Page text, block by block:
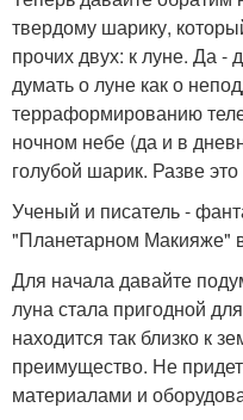
твердому шарику,
прочих двух: к луне. Да -
думать о луне как о
терраформированию
ночном небе (да и в
голубой шарик. Разве
Ученый и писатель -
"Планетарном Макияже"
Для начала давайте
луна стала пригодной
находится так близко к
преимущество. Не
материалами и